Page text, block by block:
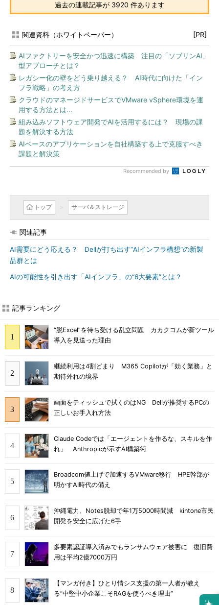
過去の連載記事が 3920 件あります
関連資料（ホワイトペーパー） [PR]
AIファクトリーを安全かつ迅速に構築 注目の「ソブリンAI」
型アプローチとは？
レガシー化の壁をどう乗り越える？ AI時代に向けた「イン
フラ戦略」の考え方
クラウドのマネージドサービスでVMware vSphere環境を運
用する方法とは...
組み込みソフトウェア開発でAIを活用するには？ 現場の課
題を解決する方法
AIベースのアプリケーションを自社構築する上で克服すべき
課題と解決策
Recommended by
トップ サーバ＆ストレージ
関連記事
AI需要にどう応える？ Dellが打ち出す“AIインフラ構想”の新製
品群とは
AIの可能性を引き出す「AIインフラ」の“6大要素”とは？
記事ランキング
“脱Excel”を待ち受ける乱立問題 カカクコムが新ツール
導入を見送った理由
継続利用は4割どまり M365 Copilotが「効く業務」と
期待外れの境界
画面をティッシュで拭くのはNG Dellが推奨するPCの
正しいお手入れ方法
Claude Codeでは「エージェントを作るな、スキルを作
れ」 Anthropicが示すAI構築術
Broadcom値上げで加速するVMware移行 HPE幹部が
明かすAI時代の備え
沖縄電力、Notes脱却で年1万5000時間減 kintone市民
開発を安全に広げた6手
多要素認証導入済みでもランサムウェア被害に 復旧費
用は平均2億7000万円
【マンガ付き】ひとり情シス支援の第一人者が教え
る”中堅中小企業こそRAGを使うべき理由”